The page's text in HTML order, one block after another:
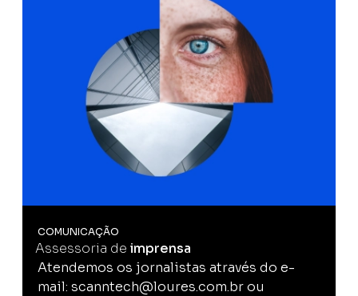
COMUNICAÇÃO
Assessoria de imprensa
Atendemos os jornalistas através do e-
mail: scanntech@loures.com.br ou